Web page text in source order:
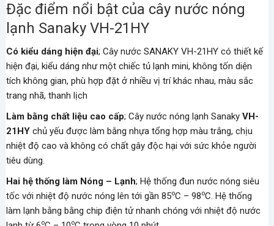
Đặc điểm nổi bật của cây nước nóng
lạnh Sanaky VH-21HY
Có kiểu dáng hiện đại; Cây nước SANAKY VH-21HY có thiết kế
hiện đại, kiểu dáng như một chiếc tủ lạnh mini, không tốn diện
tích không gian, phù hợp đặt ở nhiều vị trí khác nhau, màu sắc
trang nhã, thanh lịch
Làm bằng chất liệu cao cấp; Cây nước nóng lạnh Sanaky VH-
21HYchủ yếu được làm bằng nhựa tổng hợp màu trắng, chịu
nhiệt độ cao và không có chất gây độc hại với sức khỏe người
tiêu dùng.
Hai hệ thống làm Nóng – Lạnh; Hệ thống đun nước nóng siêu
tốc với nhiệt độ nước nóng lên tới gần 85oC – 98oC. Hệ thống
làm lạnh bằng bằng chip điện tử nhanh chóng với nhiệt độ nước
o o